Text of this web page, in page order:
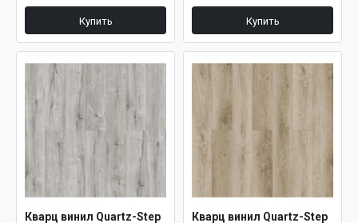
Купить Купить
Кварц винил Quartz-Step
Кварц винил Quartz-Step